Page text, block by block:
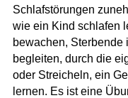
Schlafstörungen
wie ein Kind schlafen
bewachen, Sterbende
begleiten, durch die
oder Streicheln, ein
lernen. Es ist eine